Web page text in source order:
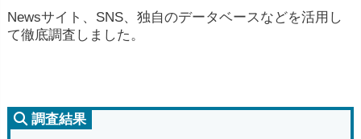
Newsサイト、SNS、独自のデータベースなどを活用し
て徹底調査しました。
調査結果